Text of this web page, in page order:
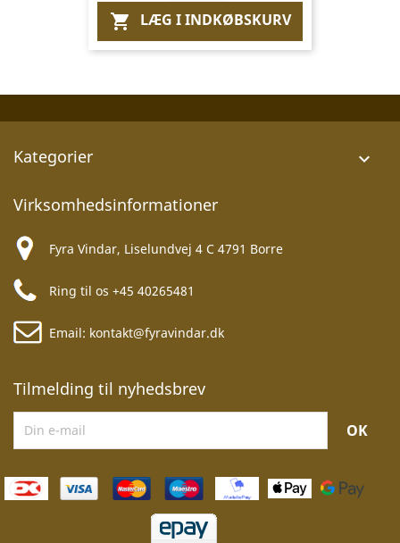
 LÆG I INDKØBSKURV
Kategorier 
Virksomhedsinformationer
Fyra Vindar, Liselundvej 4 C 4791 Borre
Ring til os +45 40265481
Email: kontakt@fyravindar.dk
Tilmelding til nyhedsbrev